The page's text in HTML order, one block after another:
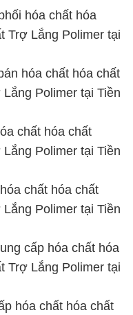
hóa chất hóa
Trợ Lắng Polimer tại
hóa chất hóa chất
Polimer tại Tiền
chất hóa chất
Polimer tại Tiền
chất hóa chất
Polimer tại Tiền
cấp hóa chất hóa
Trợ Lắng Polimer tại
hóa chất hóa chất